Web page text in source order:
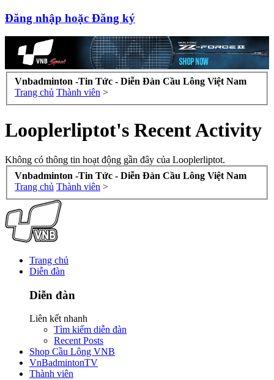
Đăng nhập hoặc Đăng ký
Vnbadminton -Tin Tức - Diễn Đàn Cầu Lông Việt Nam
Trang chủ Thành viên >
Looplerliptot's Recent Activity
Không có thông tin hoạt động gần đây của Looplerliptot.
Vnbadminton -Tin Tức - Diễn Đàn Cầu Lông Việt Nam
Trang chủ Thành viên >
Trang chủ
Diễn đàn
Diễn đàn
Liên kết nhanh
Tìm kiếm diễn đàn
Recent Posts
Shop Cầu Lông VNB
VnBadmintonTV
Thành viên